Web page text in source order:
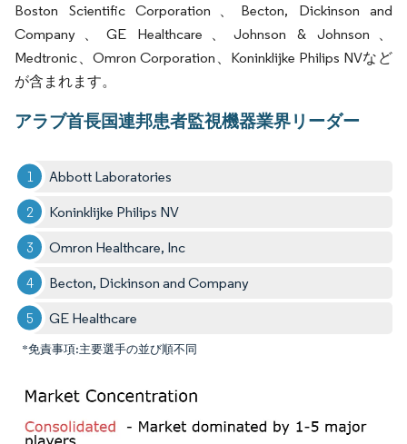
Boston Scientific Corporation、Becton, Dickinson and
Company、GE Healthcare、Johnson & Johnson、
Medtronic、Omron Corporation、Koninklijke Philips NVなど
が含まれます。
アラブ首長国連邦患者監視機器業界リーダー
Abbott Laboratories
Koninklijke Philips NV
Omron Healthcare, Inc
Becton, Dickinson and Company
GE Healthcare
*免責事項:主要選手の並び順不同